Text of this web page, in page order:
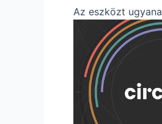
Az eszközt